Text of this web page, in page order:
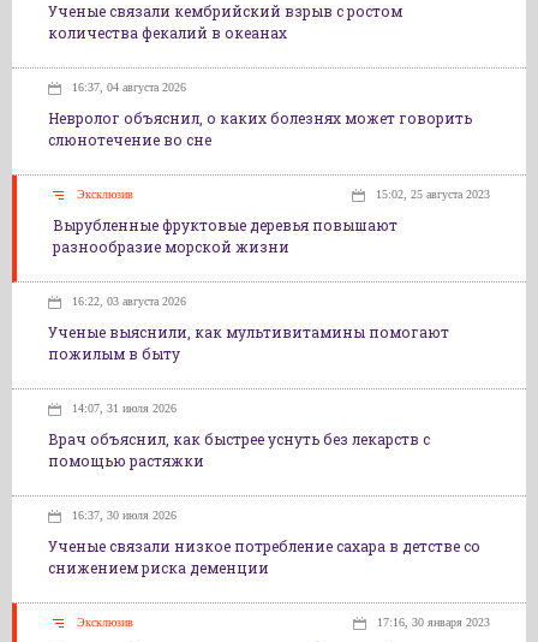
Ученые связали кембрийский взрыв с ростом
количества фекалий в океанах
16:37, 04 августа 2026
Невролог объяснил, о каких болезнях может говорить
слюнотечение во сне
Эксклюзив 15:02, 25 августа 2023
Вырубленные фруктовые деревья повышают
разнообразие морской жизни
16:22, 03 августа 2026
Ученые выяснили, как мультивитамины помогают
пожилым в быту
14:07, 31 июля 2026
Врач объяснил, как быстрее уснуть без лекарств с
помощью растяжки
16:37, 30 июля 2026
Ученые связали низкое потребление сахара в детстве со
снижением риска деменции
Эксклюзив 17:16, 30 января 2023